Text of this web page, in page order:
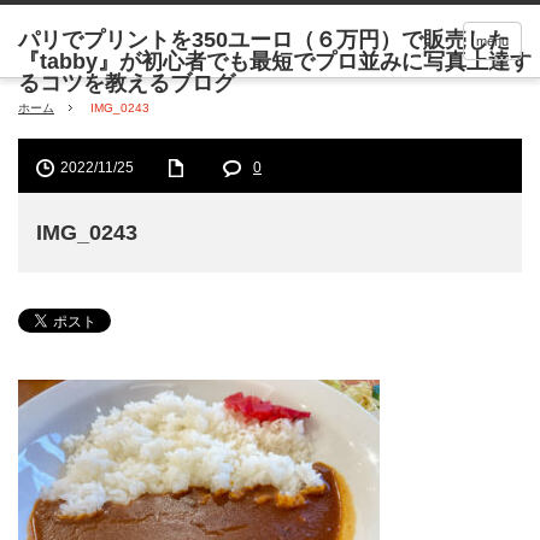
menu
ホーム IMG_0243
2022/11/25 0
IMG_0243